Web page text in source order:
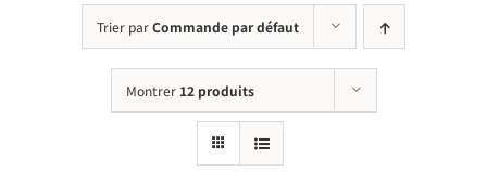
Trier parCommande par défaut
Montrer 12 produits